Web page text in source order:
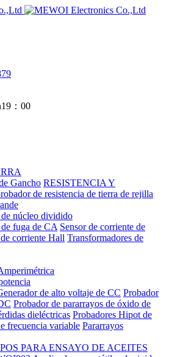
：00
Gancho RESISTENCIA Y
de resistencia de tierra de rejilla
de núcleo dividido
fuga de CA Sensor de corriente de
corriente Hall Transformadores de
de alto voltaje de CC Probador
Probador de pararrayos de óxido de
dieléctricas Probadores Hipot de
frecuencia variable Pararrayos
PARA ENSAYO DE ACEITES